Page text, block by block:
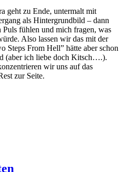
geht zu Ende, untermalt mit
als Hintergrundbild – dann
fühlen und mich fragen, was
Also lassen wir das mit der
Steps From Hell” hätte aber schon
(aber ich liebe doch Kitsch….).
wir uns auf das
zur Seite.